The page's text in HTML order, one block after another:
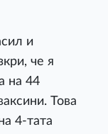
и
че я
на 44
Това
4-тата